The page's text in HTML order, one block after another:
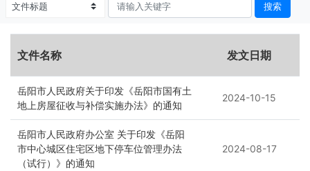
搜索
文件名称 发文日期
岳阳市人民政府关于印发《岳阳市国有土
地上房屋征收与补偿实施办法》的通知
2024-10-15
岳阳市人民政府办公室 关于印发《岳阳
市中心城区住宅区地下停车位管理办法
（试行）》的通知
2024-08-17